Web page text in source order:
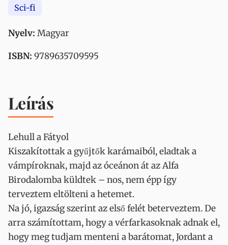
Sci-fi
Nyelv: Magyar
ISBN: 9789635709595
Leírás
Lehull a Fátyol
Kiszakítottak a gyűjtők karámaiból, eladtak a
vámpíroknak, majd az óceánon át az Alfa
Birodalomba küldtek – nos, nem épp így
terveztem eltölteni a hetemet.
Na jó, igazság szerint az első felét beterveztem. De
arra számítottam, hogy a vérfarkasoknak adnak el,
hogy meg tudjam menteni a barátomat, Jordant a